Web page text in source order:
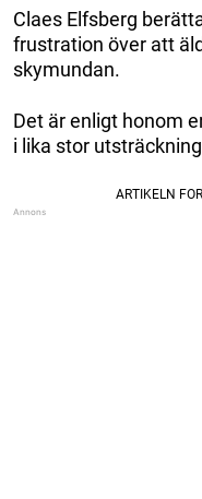
Claes Elfsberg
frustration över att
skymundan.
Det är enligt honom
i lika stor